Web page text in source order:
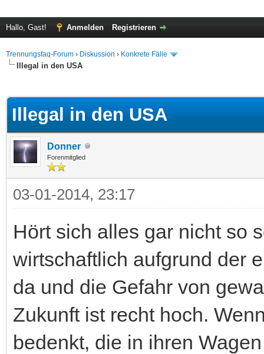
Hallo, Gast! Anmelden Registrieren
Trennungsfaq-Forum › Diskussion › Konkrete Fälle
Illegal in den USA
Illegal in den USA
Donner
Forenmitglied
03-01-2014, 23:17
Hört sich alles gar nicht so
wirtschaftlich aufgrund der
da und die Gefahr von
Zukunft ist recht hoch.
bedenkt, die in ihren